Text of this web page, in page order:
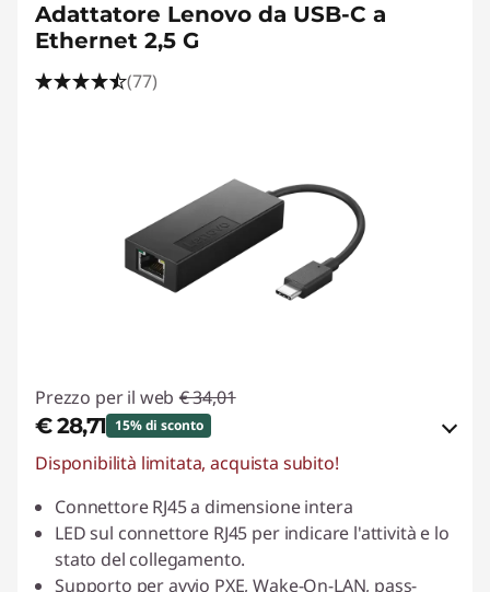
Adattatore Lenovo da USB-C a
Ethernet 2,5 G
(77)
Prezzo per il web € 34,01
€ 28,71 15% di sconto
Risparmi eCoupon :-€ 5,30
Usa il coupon :ESTATE
Disponibilità limitata, acquista subito!
Connettore RJ45 a dimensione intera
LED sul connettore RJ45 per indicare l'attività e lo
stato del collegamento.
Supporto per avvio PXE, Wake-On-LAN, pass-